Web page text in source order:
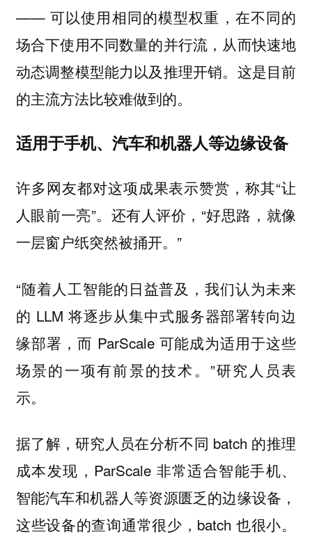
—— 可以使用相同的模型权重，在不同的
场合下使用不同数量的并行流，从而快速地
动态调整模型能力以及推理开销。这是目前
的主流方法比较难做到的。
适用于手机、汽车和机器人等边缘设备
许多网友都对这项成果表示赞赏，称其“让
人眼前一亮”。还有人评价，“好思路，就像
一层窗户纸突然被捅开。”
“随着人工智能的日益普及，我们认为未来
的 LLM 将逐步从集中式服务器部署转向边
缘部署，而 ParScale 可能成为适用于这些
场景的一项有前景的技术。”研究人员表
示。
据了解，研究人员在分析不同 batch 的推理
成本发现，ParScale 非常适合智能手机、
智能汽车和机器人等资源匮乏的边缘设备，
这些设备的查询通常很少，batch 也很小。